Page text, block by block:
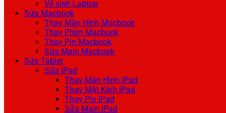
Vệ sinh Laptop
Sửa Macbook
Thay Màn Hình Macbook
Thay Phím Macbook
Thay Pin Macbook
Sửa Main Macbook
Sửa Tablet
Sửa iPad
Thay Màn Hình iPad
Thay Mặt Kính iPad
Thay Pin iPad
Sửa Main iPad